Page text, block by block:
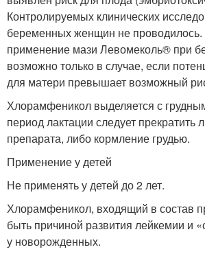
Контролируемых клинических
беременных женщин не проводилось.
применение мази Левомеколь® при
возможно только в случае, если
для матери превышает возможный
Хлорамфеникол выделяется с
период лактации следует прекратить
препарата, либо кормление грудью.
Применение у детей
Не применять у детей до 2 лет.
Хлорамфеникол, входящий в состав
быть причиной развития лейкемии и
у новорожденных.